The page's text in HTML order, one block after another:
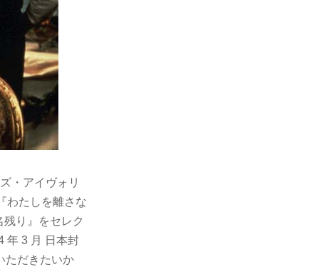
・アイヴォリ
わたしを離さな
り』をセレク
年 3 月 日本封
ただきたいか